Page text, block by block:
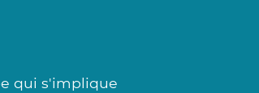
qui s'implique